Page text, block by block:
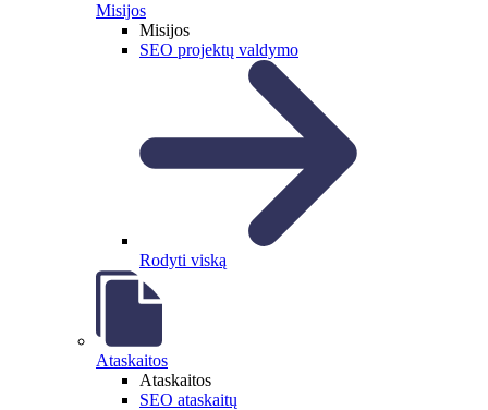
Misijos
Misijos
SEO projektų valdymo
Rodyti viską
Ataskaitos
Ataskaitos
SEO ataskaitų